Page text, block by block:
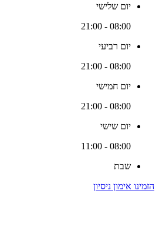
יום שלישי
08:00 - 21:00
יום רביעי
08:00 - 21:00
יום חמישי
08:00 - 21:00
יום שישי
08:00 - 11:00
שבת
הזמינו אימון ניסיון